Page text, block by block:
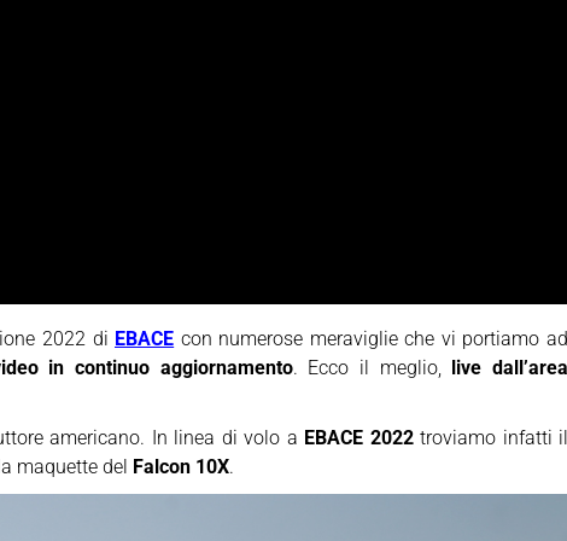
2022 di EBACE con numerose meraviglie che vi portiamo ad
in continuo aggiornamento. Ecco il meglio, live dall’area
americano. In linea di volo a EBACE 2022troviamo infatti il
maquette del Falcon 10X.